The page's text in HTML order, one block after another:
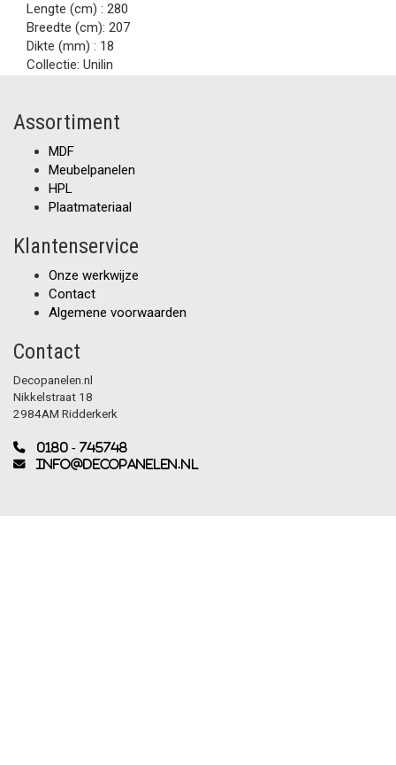
Lengte (cm) : 280
Breedte (cm): 207
Dikte (mm) : 18
Collectie: Unilin
Assortiment
MDF
Meubelpanelen
HPL
Plaatmateriaal
Klantenservice
Onze werkwijze
Contact
Algemene voorwaarden
Contact
Decopanelen.nl
Nikkelstraat 18
2984AM Ridderkerk
0180 - 745748
info@decopanelen.nl